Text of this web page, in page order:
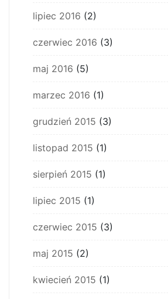
lipiec 2016 (2)
czerwiec 2016 (3)
maj 2016 (5)
marzec 2016 (1)
grudzień 2015 (3)
listopad 2015 (1)
sierpień 2015 (1)
lipiec 2015 (1)
czerwiec 2015 (3)
maj 2015 (2)
kwiecień 2015 (1)